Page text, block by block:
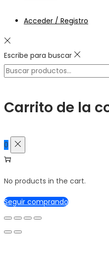
Acceder / Registro
Escribe para buscar
Búsqueda
Carrito de la
0
No products in the cart.
Seguir comprando